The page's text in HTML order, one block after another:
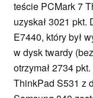
teście PCMark 7
uzyskał 3021 pkt.
E7440, który był
w dysk twardy
otrzymał 2734
ThinkPad S531 z